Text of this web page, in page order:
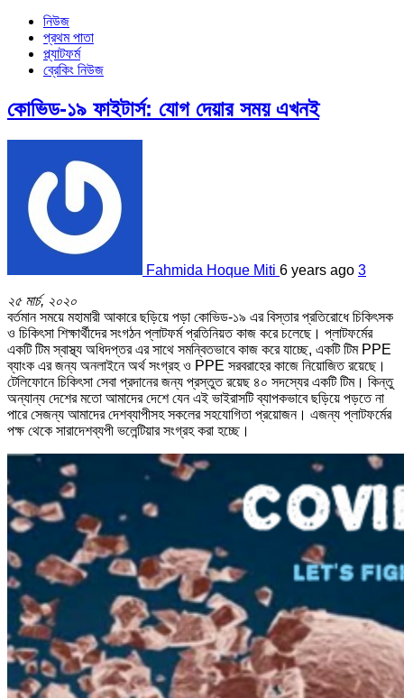
নিউজ
প্রথম পাতা
প্ল্যাটফর্ম
ব্রেকিং নিউজ
কোভিড-১৯ ফাইটার্স: যোগ দেয়ার সময় এখনই
Fahmida Hoque Miti 6 years ago 3
২৫ মার্চ, ২০২০
বর্তমান সময়ে মহামারী আকারে ছড়িয়ে পড়া কোভিড-১৯ এর বিস্তার প্রতিরোধে চিকিৎসক
ও চিকিৎসা শিক্ষার্থীদের সংগঠন প্লাটফর্ম প্রতিনিয়ত কাজ করে চলেছে। প্লাটফর্মের
একটি টিম স্বাস্থ্য অধিদপ্তর এর সাথে সমন্বিতভাবে কাজ করে যাচ্ছে, একটি টিম PPE
ব্যাংক এর জন্য অনলাইনে অর্থ সংগ্রহ ও PPE সরবরাহের কাজে নিয়োজিত রয়েছে।
টেলিফোনে চিকিৎসা সেবা প্রদানের জন্য প্রস্তুত রয়েছ ৪০ সদস্যের একটি টিম। কিন্তু
অন্যান্য দেশের মতো আমাদের দেশে যেন এই ভাইরাসটি ব্যাপকভাবে ছড়িয়ে পড়তে না
পারে সেজন্য আমাদের দেশব্যাপীসহ সকলের সহযোগিতা প্রয়োজন। এজন্য প্লাটফর্মের
পক্ষ থেকে সারাদেশব্যপী ভলেন্টিয়ার সংগ্রহ করা হচ্ছে।